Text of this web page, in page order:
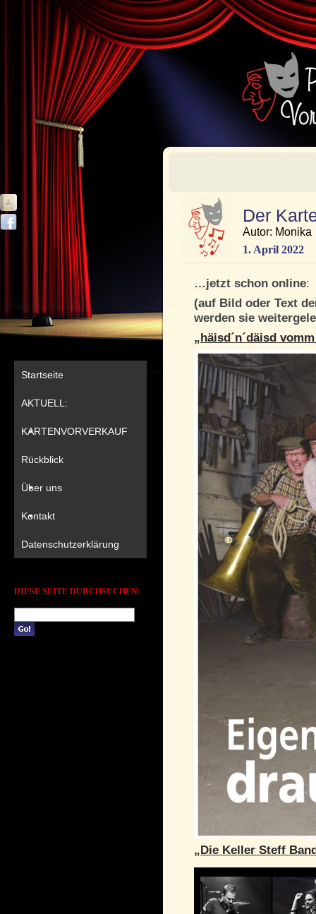
Startseite
AKTUELL:
KARTENVORVERKAUF
Rückblick
Über uns
Kontakt
Datenschutzerklärung
DIESE SEITE DURCHSUCHEN:
Der
Autor: Monika
1. April 2022
…jetzt schon online:
(auf Bild oder Text
werden sie
„häisd´n´däisd
„Die Keller Steff